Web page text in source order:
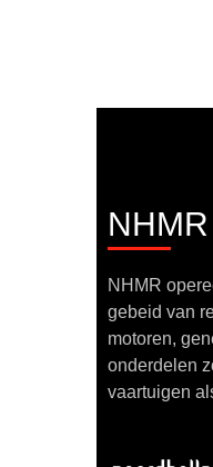
NHMR
NHMR
gebeid van
motoren,
onderdelen
vaartuigen